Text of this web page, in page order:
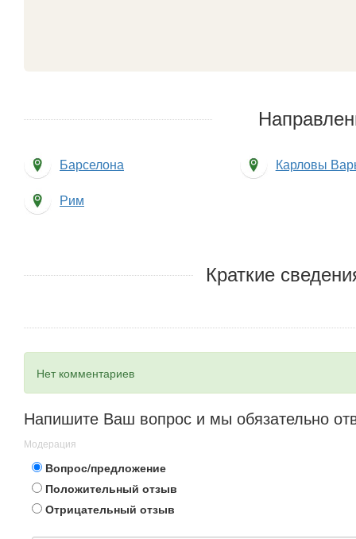
Барселона
Карловы
Рим
Краткие
Нет комментариев
Напишите Ваш вопрос и мы обязательно
Модерация
Вопрос/предложение
Положительный отзыв
Отрицательный отзыв